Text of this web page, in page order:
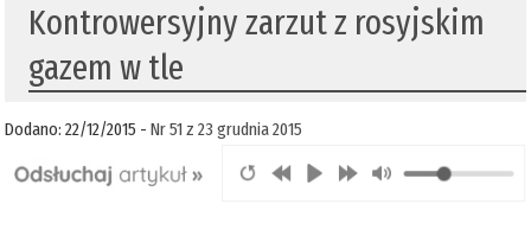
Kontrowersyjny zarzut z rosyjskim
gazem w tle
Dodano: 22/12/2015 -Nr 51 z 23 grudnia 2015